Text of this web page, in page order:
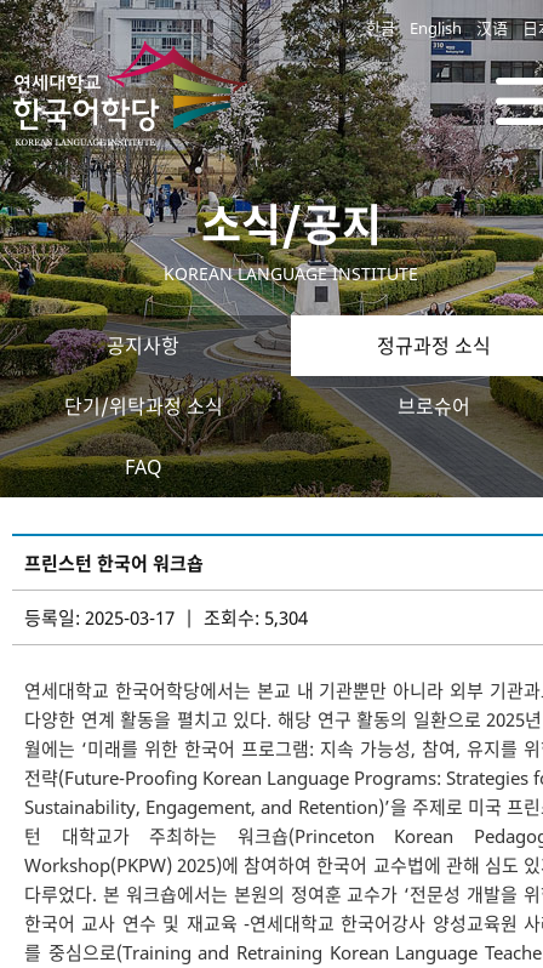
한글 English 汉语 日
소식/공지
KOREAN LANGUAGE INSTITUTE
공지사항 정규과정 소식
단기/위탁과정 소식 브로슈어
FAQ
프린스턴 한국어 워크숍
등록일: 2025-03-17 | 조회수: 5,304
연세대학교 한국어학당에서는 본교 내 기관뿐만 아니라 외부 기관
다양한 연계 활동을 펼치고 있다. 해당 연구 활동의 일환으로 2025
월에는 ‘미래를 위한 한국어 프로그램: 지속 가능성, 참여, 유지를
전략(Future-Proofing Korean Language Programs: Strategies
Sustainability, Engagement, and Retention)’을 주제로 미국 프
턴 대학교가 주최하는 워크숍(Princeton Korean
Workshop(PKPW) 2025)에 참여하여 한국어 교수법에 관해 심도
다루었다. 본 워크숍에서는 본원의 정여훈 교수가 ‘전문성 개발을
한국어 교사 연수 및 재교육 -연세대학교 한국어강사 양성교육원
를 중심으로(Training and Retraining Korean Language